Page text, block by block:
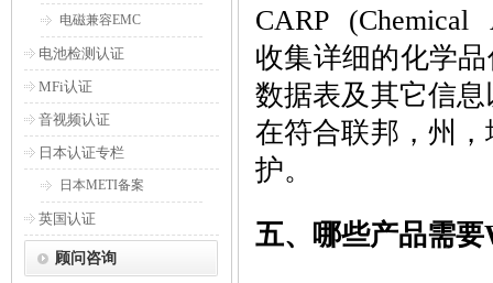
电磁兼容EMC
电池检测认证
MFi认证
音视频认证
日本认证专栏
日本METI备案
英国认证
顾问咨询
CARP (Chemical
收集详细的化学
数据表及其它信
在符合联邦，州
护。
五、哪些产品需